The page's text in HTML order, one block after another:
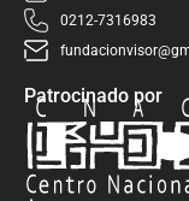
0212-7316983
Patrocinado por